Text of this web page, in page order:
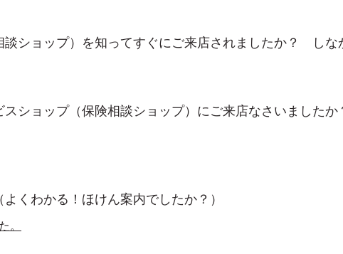
ショップ）を知ってすぐにご来店されましたか？ しな
ショップ（保険相談ショップ）にご来店なさいましたか
くわかる！ほけん案内でしたか？）
。